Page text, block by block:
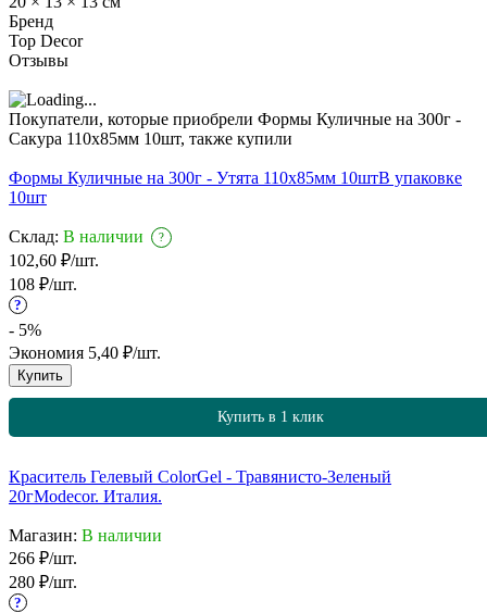
Бренд
Top Decor
Отзывы
Покупатели, которые приобрели Формы Куличные на 300г -
Сакура 110х85мм 10шт, также купили
Формы Куличные на 300г - Утята 110х85мм 10штВ упаковке
10шт
Склад: В наличии ?
102,60 ₽/шт.
108 ₽/шт.
?
- 5%
Экономия 5,40 ₽/шт.
Купить
Купить в 1 клик
Краситель Гелевый ColorGel - Травянисто-Зеленый
20гModecor. Италия.
Магазин: В наличии
266 ₽/шт.
280 ₽/шт.
?